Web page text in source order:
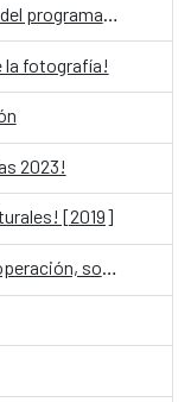
¡Conoce a Ana Bustelo, la ilustradora del programa 2021!
la fotografía!
2023!
[2019]
¡Felices fiestas y un 2023 lleno de cooperación, solidaridad y cultura!